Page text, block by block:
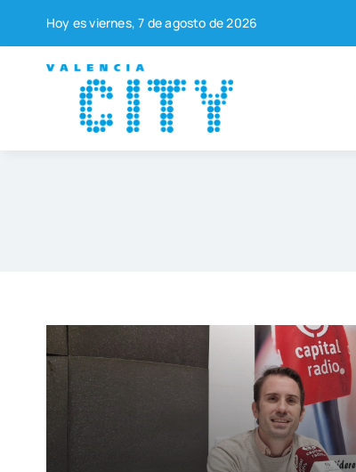
contenido
Hoy es vier­nes, 7 de agos­to de 2026